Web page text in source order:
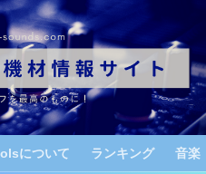
について ランキング 音楽